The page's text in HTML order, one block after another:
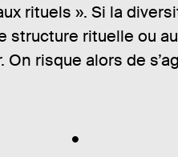
rituels ». Si la
structure rituelle ou
risque alors de